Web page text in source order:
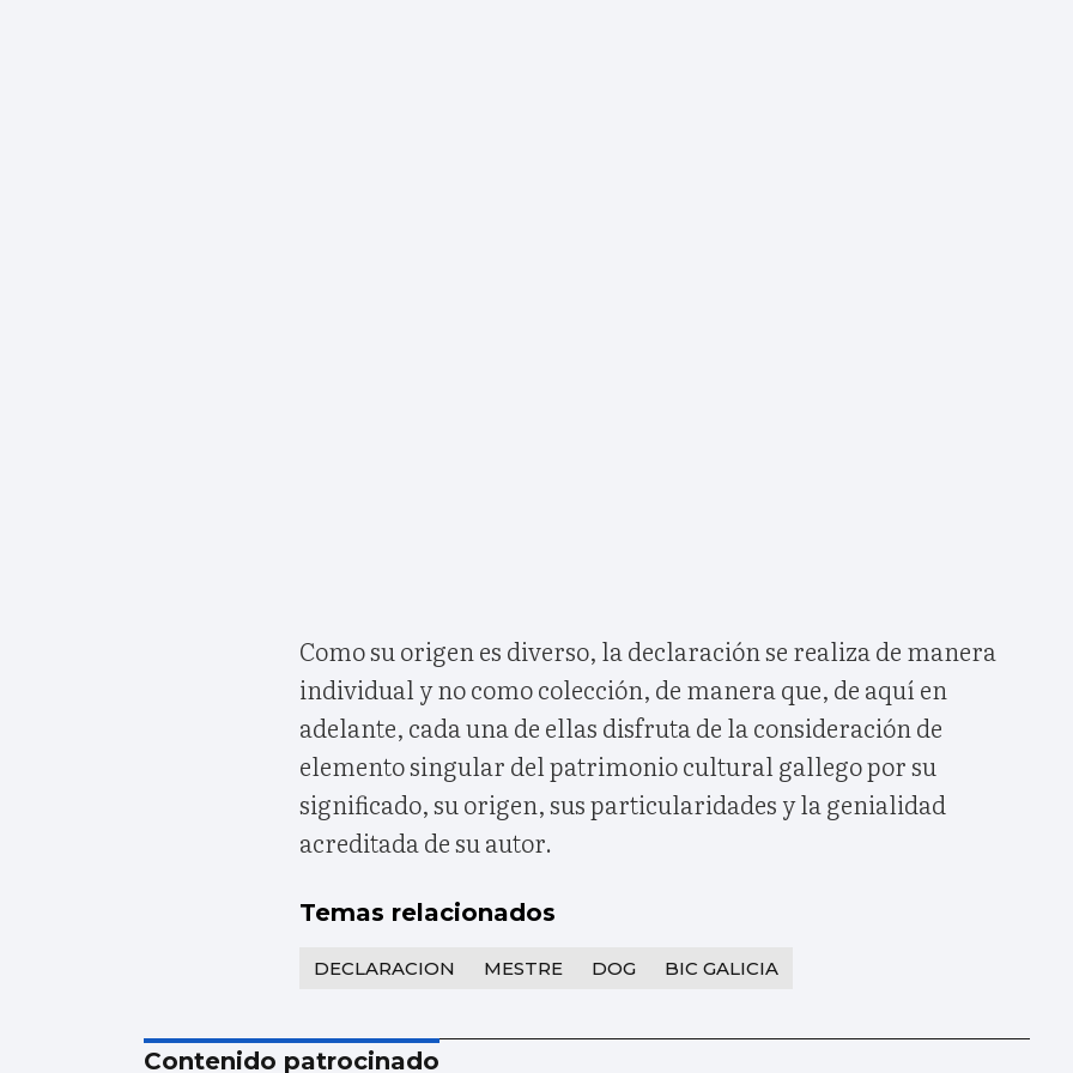
Como su origen es diverso, la declaración se realiza de manera
individual y no como colección, de manera que, de aquí en
adelante, cada una de ellas disfruta de la consideración de
elemento singular del patrimonio cultural gallego por su
significado, su origen, sus particularidades y la genialidad
acreditada de su autor.
Temas relacionados
DECLARACION MESTRE DOG BIC GALICIA
Contenido patrocinado